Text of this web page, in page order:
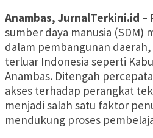
Anambas, JurnalTerkini.id –
sumber daya manusia (SDM)
dalam pembangunan
terluar Indonesia seperti
Anambas. Ditengah
akses terhadap perangkat
menjadi salah satu faktor
mendukung proses